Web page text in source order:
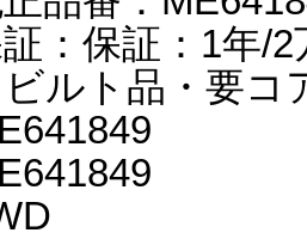
：保証：1年/
ビルト品・要コ